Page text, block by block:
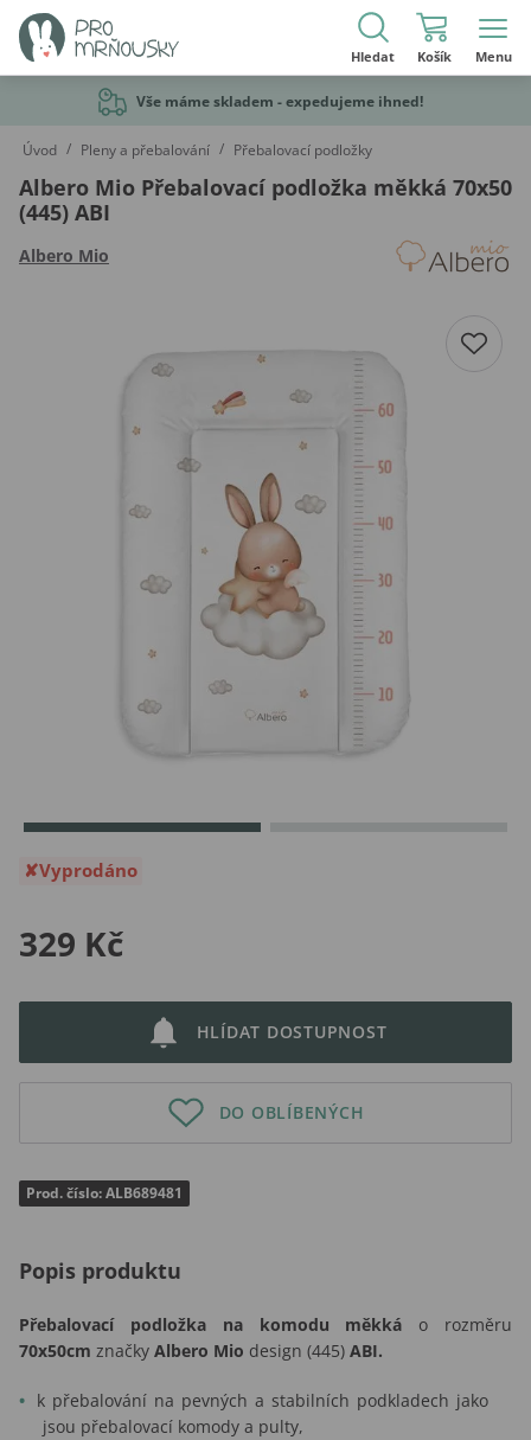
Hledat Košík Menu
Vše máme skladem - expedujeme ihned!
Úvod / Pleny a přebalování / Přebalovací podložky
Albero Mio Přebalovací podložka měkká 70x50
(445) ABI
Albero Mio
Vyprodáno
329 Kč
HLÍDAT DOSTUPNOST
DO OBLÍBENÝCH
Prod. číslo: ALB689481
Popis produktu
Přebalovací podložka na komodu měkká o rozměru
70x50cm značky Albero Mio design (445) ABI.
k přebalování na pevných a stabilních podkladech jako
jsou přebalovací komody a pulty,